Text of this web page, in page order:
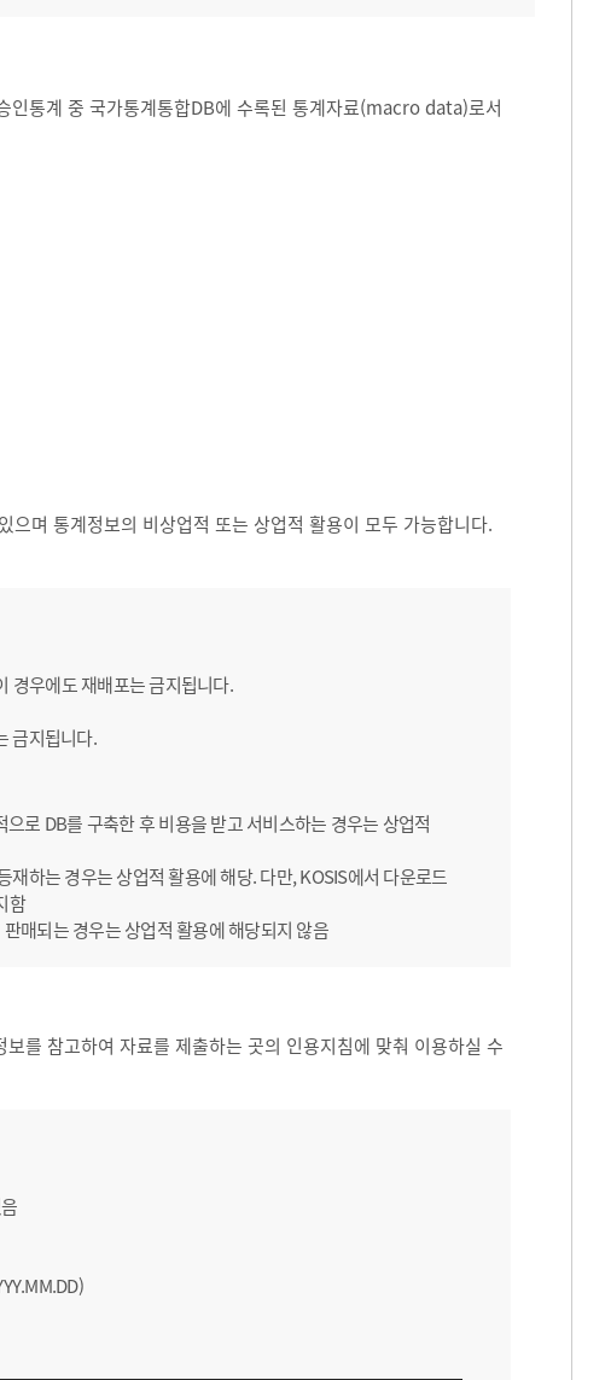
인통계 중 국가통계통합DB에 수록된 통계자료(macro data)로서
며 통계정보의 비상업적 또는 상업적 활용이 모두 가능합니다.
경우에도 재배포는 금지됩니다.
금지됩니다.
로 DB를 구축한 후 비용을 받고 서비스하는 경우는 상업적
하는 경우는 상업적 활용에 해당. 다만, KOSIS에서 다운로드
함
매되는 경우는 상업적 활용에 해당되지 않음
를 참고하여 자료를 제출하는 곳의 인용지침에 맞춰 이용하실 수